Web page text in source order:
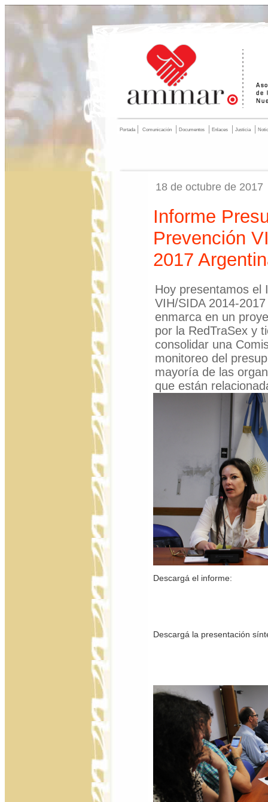
Portada Comunicación Documentos Enlaces Justicia
18 de octubre de 2017
Informe
Prevención
2017
Hoy presentamos el
VIH/SIDA 2014-
enmarca en un
por la RedTraSex y
consolidar una
monitoreo del
mayoría de las
que están
Descargá el informe:
Descargá la presentación